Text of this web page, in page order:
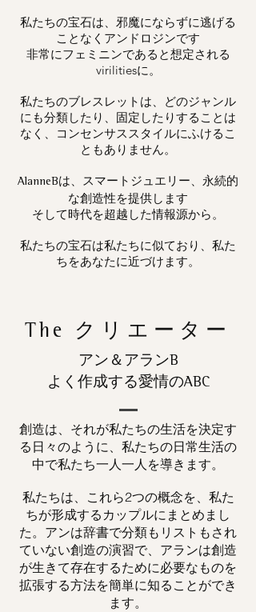
私たちの宝石は、邪魔にならずに逃げる
ことなくアンドロジンです
非常にフェミニンであると想定される
virilitiesに。
私たちのブレスレットは、どのジャンル
にも分類したり、固定したりすることは
なく、コンセンサススタイルにふけるこ
ともありません。
AlanneBは、スマートジュエリー、永続的
な創造性を提供します
そして時代を超越した情報源から。
私たちの宝石は私たちに似ており、私た
ちをあなたに近づけます。
The クリエーター
アン＆アランB
よく作成する愛情のABC
創造は、それが私たちの生活を決定す
る日々のように、私たちの日常生活の
中で私たち一人一人を導きます。
私たちは、これら2つの概念を、私た
ちが形成するカップルにまとめまし
た。アンは辞書で分類もリストもされ
ていない創造の演習で、アランは創造
が生きて存在するために必要なものを
拡張する方法を簡単に知ることができ
ます。